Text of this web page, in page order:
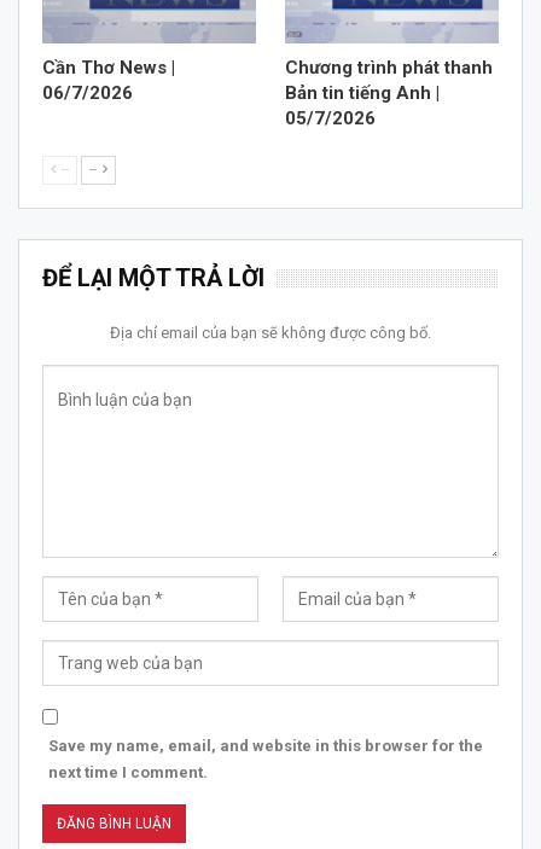
Cần Thơ News |
06/7/2026
Chương trình phát thanh
Bản tin tiếng Anh |
05/7/2026
-- --
ĐỂ LẠI MỘT TRẢ LỜI
Địa chỉ email của bạn sẽ không được công bố.
Save my name, email, and website in this browser for the
next time I comment.